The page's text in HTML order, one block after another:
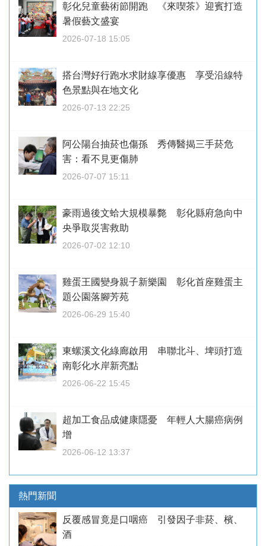
彰化兒童藝術節開跑 《來喫茶》迎賓打造
暑假藝文盛宴
2026-07-18 15:05
搭台灣好行跑水求財線享優惠 享受沿線特
色景點與在地文化
2026-07-13 22:25
阿公陽台抽菸也傷孫 秀傳醫揭三手菸危
害：看不見更傷肺
2026-07-07 15:11
豪雨過後文蛤大規模暴斃 彰化縣府急向中
央爭取災害救助
2026-07-02 12:10
雞蛋王國變身親子新樂園 彰化首座雞蛋主
題公園落腳芳苑
2026-06-29 15:40
東螺溪文化綠廊啟用 串聯北斗、埤頭打造
南彰化水岸新亮點
2026-06-22 15:45
超加工食品成健康隱憂 年輕人大腸癌病例
增
2026-06-12 13:37
熱門新聞
反覆感冒竟是口咽癌 引發因子非菸、檳、
酒